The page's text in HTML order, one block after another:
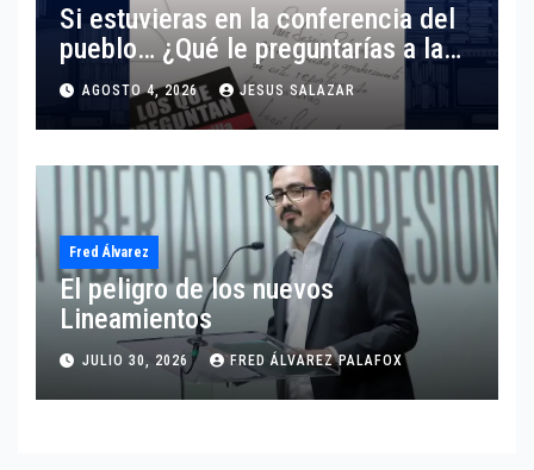
Si estuvieras en la conferencia del
pueblo… ¿Qué le preguntarías a la
presidenta?
AGOSTO 4, 2026 JESUS SALAZAR
Fred Álvarez
El peligro de los nuevos
Lineamientos
JULIO 30, 2026 FRED ÁLVAREZ PALAFOX